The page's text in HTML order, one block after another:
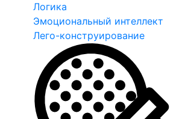
Логика
Эмоциональный интеллект
Лего-конструирование